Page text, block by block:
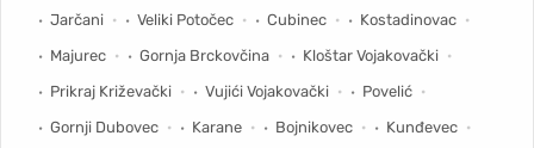
Jarčani
Veliki Potočec Cubinec
Kostadinovac
Majurec
Gornja Brckovčina
Kloštar Vojakovački
Prikraj Križevački
Vujići Vojakovački
Povelić
Gornji Dubovec
Karane Bojnikovec
Kunđevec